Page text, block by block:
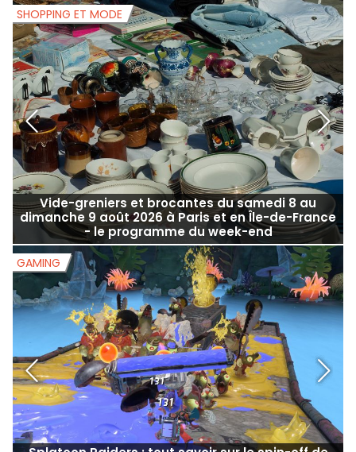
Championnats d'Europe de natation : à quelle
heure regarder Léon Marchand et Maxime
Grousset ?
Vide-greniers et brocantes du samedi 8 au
dimanche 9 août 2026 à Paris et en Île-de-France
- le programme du week-end
SHOPPING ET MODE